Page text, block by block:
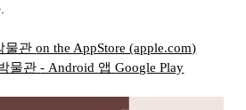
물관on the AppStore (apple.com)
물관- Android 앱Google Play